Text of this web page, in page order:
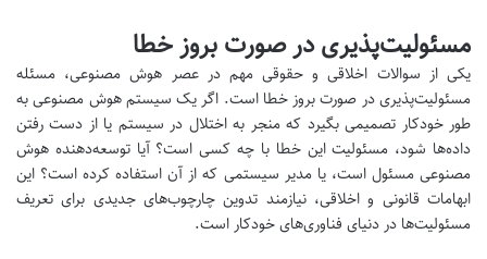
مسئولیت‌پذیری در صورت بروز خطا
یکی از سوالات اخلاقی و حقوقی مهم در عصر هوش مصنوعی، مسئله
مسئولیت‌پذیری در صورت بروز خطا است. اگر یک سیستم هوش مصنوعی به
طور خودکار تصمیمی بگیرد که منجر به اختلال در سیستم یا از دست رفتن
داده‌ها شود، مسئولیت این خطا با چه کسی است؟ آیا توسعه‌دهنده هوش
مصنوعی مسئول است، یا مدیر سیستمی که از آن استفاده کرده است؟ این
ابهامات قانونی و اخلاقی، نیازمند تدوین چارچوب‌های جدیدی برای تعریف
مسئولیت‌ها در دنیای فناوری‌های خودکار است.